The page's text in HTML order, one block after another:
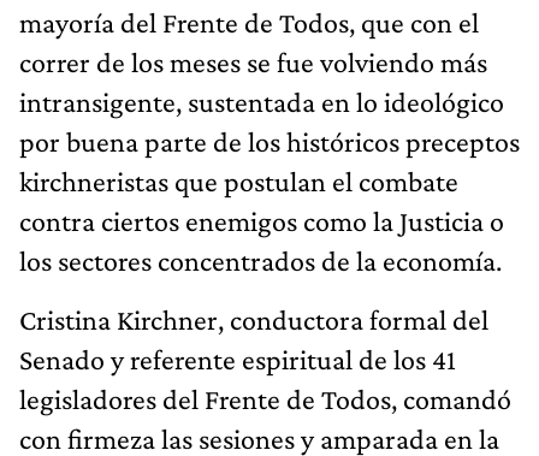
mayoría del Frente de Todos, que con el
correr de los meses se fue volviendo más
intransigente, sustentada en lo ideológico
por buena parte de los históricos preceptos
kirchneristas que postulan el combate
contra ciertos enemigos como la Justicia o
los sectores concentrados de la economía.
Cristina Kirchner, conductora formal del
Senado y referente espiritual de los 41
legisladores del Frente de Todos, comandó
con firmeza las sesiones y amparada en la